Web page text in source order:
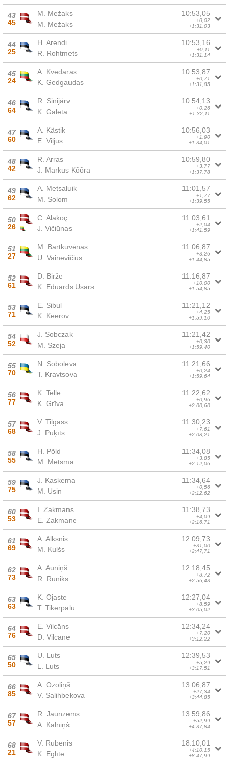
43
45
M. Mežaks
M. Mežaks
10:53,05
+0,02
+1:31,03
44
25
H. Arendi
R. Rohtmets
10:53,16
+0,11
+1:31,14
45
24
A. Kvedaras
K. Gedgaudas
10:53,87
+0,71
+1:31,85
46
64
R. Sinijärv
K. Galeta
10:54,13
+0,26
+1:32,11
47
60
A. Kästik
E. Viljus
10:56,03
+1,90
+1:34,01
48
42
R. Arras
J. Markus Kõõra
10:59,80
+3,77
+1:37,78
49
62
A. Metsaluik
M. Solom
11:01,57
+1,77
+1:39,55
50
26
C. Alakoç
J. Vičiūnas
11:03,61
+2,04
+1:41,59
51
27
M. Bartkuvėnas
U. Vainevičius
11:06,87
+3,26
+1:44,85
52
61
D. Birže
K. Eduards Usārs
11:16,87
+10,00
+1:54,85
53
71
E. Sibul
K. Keerov
11:21,12
+4,25
+1:59,10
54
52
J. Sobczak
M. Szeja
11:21,42
+0,30
+1:59,40
55
70
N. Soboleva
T. Kravtsova
11:21,66
+0,24
+1:59,64
56
77
K. Telle
K. Grīva
11:22,62
+0,96
+2:00,60
57
68
V. Tilgass
J. Puķīts
11:30,23
+7,61
+2:08,21
58
55
H. Põld
M. Metsma
11:34,08
+3,85
+2:12,06
59
75
J. Kaskema
M. Usin
11:34,64
+0,56
+2:12,62
60
53
I. Zakmans
E. Zakmane
11:38,73
+4,09
+2:16,71
61
69
A. Alksnis
M. Kulšs
12:09,73
+31,00
+2:47,71
62
73
A. Auniņš
R. Rūniks
12:18,45
+8,72
+2:56,43
63
63
K. Ojaste
T. Tikerpalu
12:27,04
+8,59
+3:05,02
64
76
E. Vilcāns
D. Vilcāne
12:34,24
+7,20
+3:12,22
65
50
U. Luts
L. Luts
12:39,53
+5,29
+3:17,51
66
85
A. Ozoliņš
V. Salihbekova
13:06,87
+27,34
+3:44,85
67
57
R. Jaunzems
A. Kalniņš
13:59,86
+52,99
+4:37,84
68
21
V. Rubenis
K. Eglīte
18:10,01
+4:10,15
+8:47,99